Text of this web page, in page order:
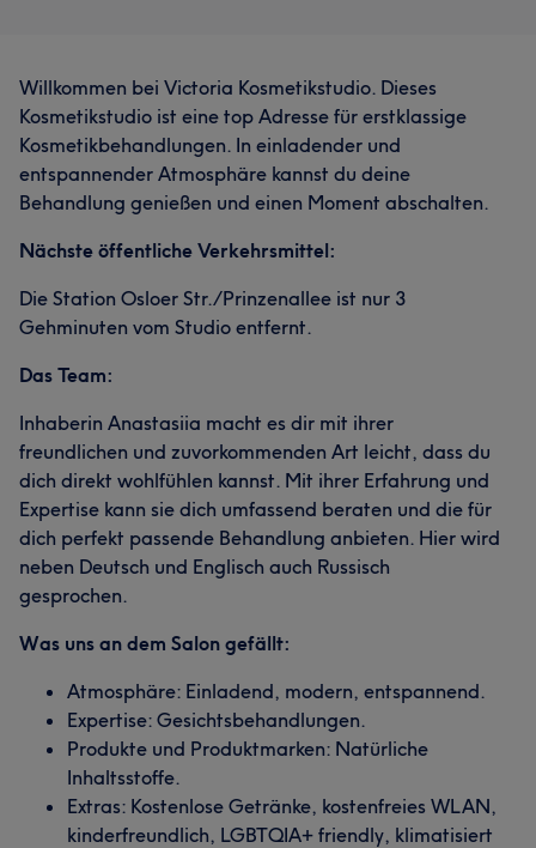
Willkommen bei Victoria Kosmetikstudio. Dieses
Kosmetikstudio ist eine top Adresse für erstklassige
Kosmetikbehandlungen. In einladender und
entspannender Atmosphäre kannst du deine
Behandlung genießen und einen Moment abschalten.
Nächste öffentliche Verkehrsmittel:
Die Station Osloer Str./Prinzenallee ist nur 3
Gehminuten vom Studio entfernt.
Das Team:
Inhaberin Anastasiia macht es dir mit ihrer
freundlichen und zuvorkommenden Art leicht, dass du
dich direkt wohlfühlen kannst. Mit ihrer Erfahrung und
Expertise kann sie dich umfassend beraten und die für
dich perfekt passende Behandlung anbieten. Hier wird
neben Deutsch und Englisch auch Russisch
gesprochen.
Was uns an dem Salon gefällt:
Atmosphäre: Einladend, modern, entspannend.
Expertise: Gesichtsbehandlungen.
Produkte und Produktmarken: Natürliche
Inhaltsstoffe.
Extras: Kostenlose Getränke, kostenfreies WLAN,
kinderfreundlich, LGBTQIA+ friendly, klimatisiert